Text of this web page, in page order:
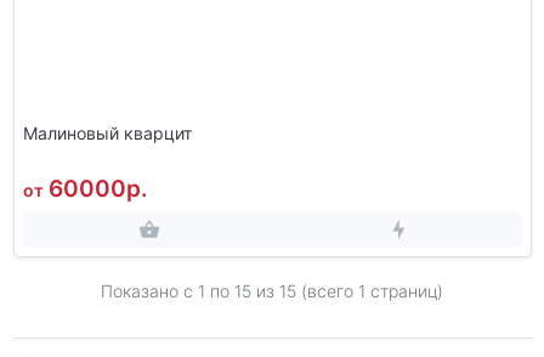
Малиновый кварцит
от 60000р.
Показано с 1 по 15 из 15 (всего 1 страниц)